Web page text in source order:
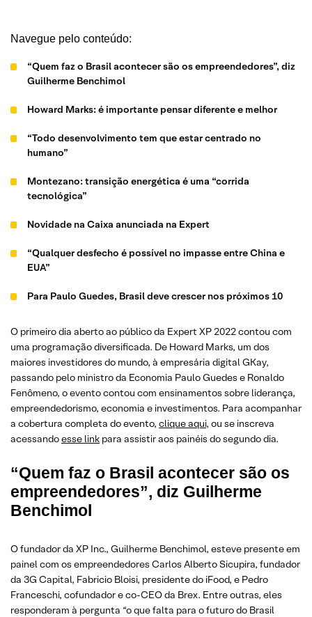
Navegue pelo conteúdo:
“Quem faz o Brasil acontecer são os empreendedores”, diz
Guilherme Benchimol
Howard Marks: é importante pensar diferente e melhor
“Todo desenvolvimento tem que estar centrado no
humano”
Montezano: transição energética é uma “corrida
tecnológica”
Novidade na Caixa anunciada na Expert
“Qualquer desfecho é possível no impasse entre China e
EUA”
Para Paulo Guedes, Brasil deve crescer nos próximos 10
Nath Arcuri, Gkay, Adriana Barbosa: conhecimento
financeiro pode libertar uma mulher
O primeiro dia aberto ao público da Expert XP 2022 contou com
uma programação diversificada. De Howard Marks, um dos
maiores investidores do mundo, à empresária digital GKay,
passando pelo ministro da Economia Paulo Guedes e Ronaldo
Fenômeno, o evento contou com ensinamentos sobre liderança,
empreendedorismo, economia e investimentos. Para acompanhar
a cobertura completa do evento, clique aqui, ou se inscreva
acessandoesse link para assistir aos painéis do segundo dia.
“Quem faz o Brasil acontecer são os
empreendedores”, diz Guilherme
Benchimol
O fundador da XP Inc., Guilherme Benchimol, esteve presente em
painel com os empreendedores Carlos Alberto Sicupira, fundador
da 3G Capital, Fabricio Bloisi, presidente do iFood, e Pedro
Franceschi, cofundador e co-CEO da Brex. Entre outras, eles
responderam à pergunta “o que falta para o futuro do Brasil